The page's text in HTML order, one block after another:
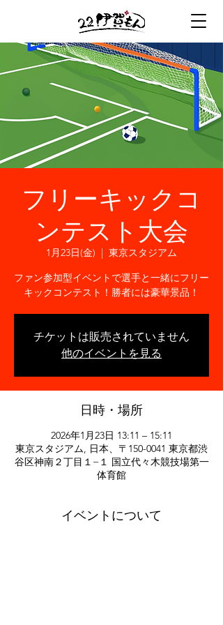
フリーキックコ
ンテスト大会
1月23日(金)
  |
東京スタジアム
ファン参加型イベントで選手と一緒にフリー
キックコンテスト！勝者には豪華景品！
チケットは販売されていません
他のイベントを見る
日時・場所
2026年1月23日 13:11 – 15:11
東京スタジアム, 日本、〒150-0041 東京都渋
谷区神南２丁目１−１ 国立代々木競技場第一
体育館
イベントについて